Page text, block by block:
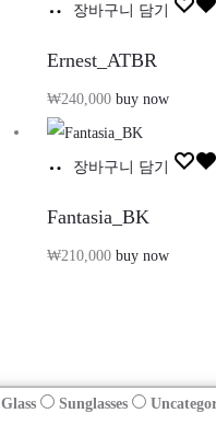
장바구니 담기
Ernest_ATBR
₩240,000 buy now
장바구니 담기
Fantasia_BK
₩210,000 buy now
Glass Sunglasses